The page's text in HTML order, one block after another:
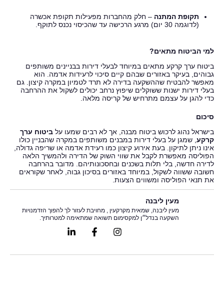
תקופת המתנה – חלק מהחברות מפעילות תקופת אכשרה
(לדוגמה 30 יום) מרגע הרכישה עד שהכיסוי נכנס לתוקף.
למי הביטוח מתאים?
ביטוח ערך קרקע מתאים במיוחד לבעלי דירות בבניינים משותפים
גבוהים, בעיקר באזורים שבהם קיים סיכוי לרעידות אדמה. הוא
מאפשר להבטיח שההשקעה בדירה לא תרד לטמיון במקרה קיצון. גם
בעלי דירות ישנות ששוקלים שיפוץ נרחב יכולים לשקול את ההרחבה
כדי להגן על עצמם מתרחיש של קריסה מלאה.
סיכום
בישראל נהוג לרכוש ביטוח מבנה, אך לא רבים שמעו על ביטוח ערך
קרקע, שמגן על בעלי דירות במבנים משותפים במקרה שהבניין כולו
אינו ניתן לתיקון. בעת אירוע קיצון כמו רעידת אדמה או שריפה גדולה,
הפוליסה מאפשרת לקבל את שווי השוק של הדירה ולהמשיך הלאה
לדירה חדשה, בלי תלות בשכנים ובחסכונותיהם. מדובר בהרחבה
חשובה ששווה לשקול, במיוחד באזורים בסיכון גבוה, לאחר שקוראים
את תנאי הפוליסה ומשווים הצעות.
מעין ליבנה
מעין ליבנה, שמאית מקרקעין , מחויבת לעזור לך להפוך הזדמנויות
השקעה בנדל״ן למקסימום תשואה שמתאימה למטרותיך.
Instagram
Facebook-
f
Linkedin-
in